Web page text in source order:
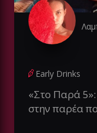
Early Drinks
«Στο Παρά 5»:
στην παρέα